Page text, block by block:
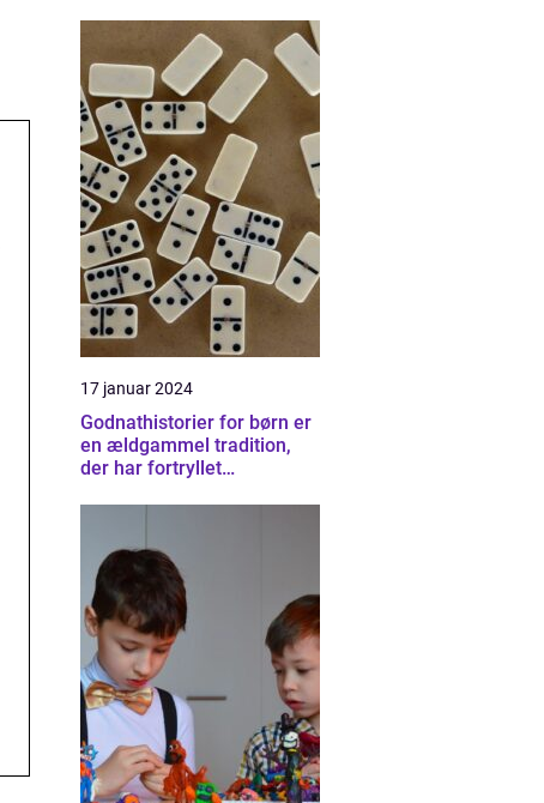
17 januar 2024
Godnathistorier for børn er
en ældgammel tradition,
der har fortryllet